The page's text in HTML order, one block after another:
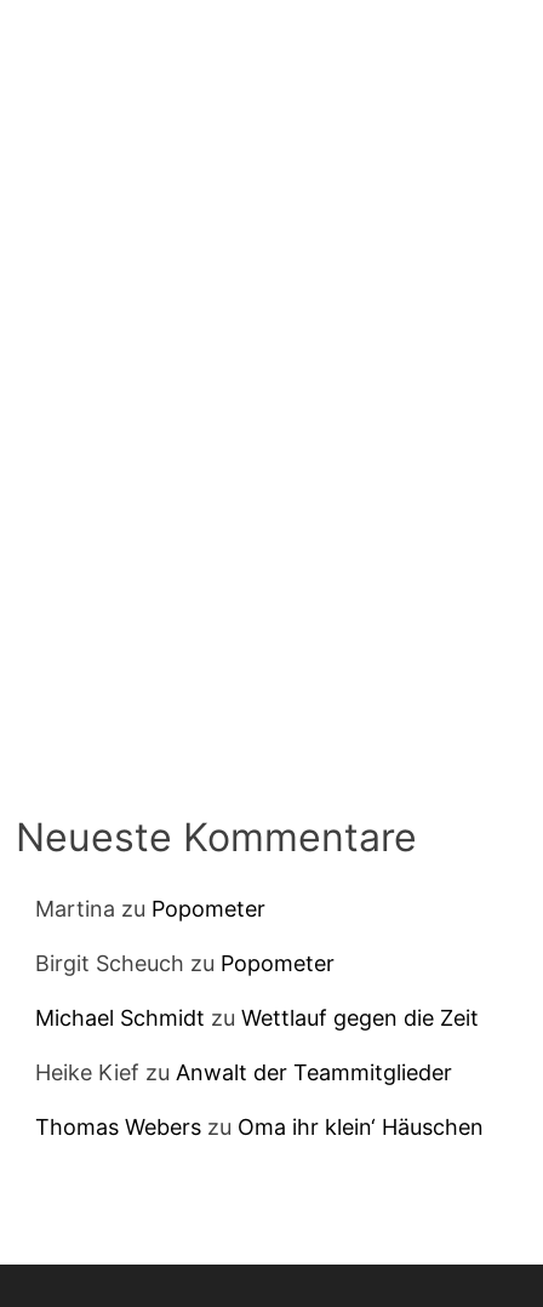
Neueste Kommentare
Martina zu Popometer
Birgit Scheuch zu Popometer
Michael Schmidt zuWettlauf gegen die Zeit
Heike Kief zu Anwalt der Teammitglieder
Thomas Webers zu Oma ihr klein‘ Häuschen